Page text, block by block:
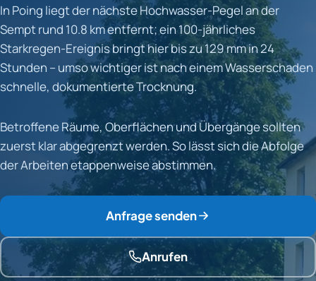
In Poing liegt der nächste Hochwasser-Pegel an der
Sempt rund 10.8 km entfernt; ein 100-jährliches
Starkregen-Ereignis bringt hier bis zu 129 mm in 24
Stunden – umso wichtiger ist nach einem Wasserschaden
schnelle, dokumentierte Trocknung.
Betroffene Räume, Oberflächen und Übergänge sollten
zuerst klar abgegrenzt werden. So lässt sich die Abfolge
der Arbeiten etappenweise abstimmen.
Anfrage senden
Anrufen